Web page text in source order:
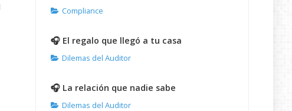
Compliance
🎧 El regalo que llegó a tu casa
Dilemas del Auditor
🎧 La relación que nadie sabe
Dilemas del Auditor